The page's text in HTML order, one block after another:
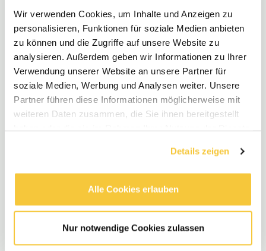
Wir verwenden Cookies, um Inhalte und Anzeigen zu
personalisieren, Funktionen für soziale Medien anbieten
zu können und die Zugriffe auf unsere Website zu
analysieren. Außerdem geben wir Informationen zu Ihrer
Verwendung unserer Website an unsere Partner für
soziale Medien, Werbung und Analysen weiter. Unsere
Partner führen diese Informationen möglicherweise mit
weiteren Daten zusammen, die Sie ihnen bereitgestellt
Details zeigen
Alle Cookies erlauben
Nur notwendige Cookies zulassen
mit Institutionen, Ämtern und Angehörigen
Unsere Benefits:
ein Top-Tarif mit Sonderzahlungen und
Schichtzulagen
ein Kinderzuschlag von mehr als 100 € pro Kind
eine lohnende Zusatzversorgung für die Rente
Angeboten von der Kochwerkstatt bis zum 1.-
Hilfe-Kurs
Fahrradleasingviele weitere tolle Benefits